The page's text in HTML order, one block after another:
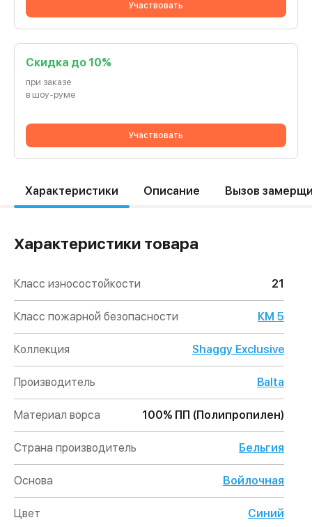
Участвовать
Cкидка до 10%
при заказе
в шоу-руме
Участвовать
Характеристики Описание Вызов
Характеристики товара
Класс износостойкости 21
Класс пожарной безопасности КМ 5
Коллекция Shaggy Exclusive
Производитель Balta
Материал ворса 100% ПП (Полипропилен)
Страна производитель Бельгия
Основа Войлочная
Цвет Синий